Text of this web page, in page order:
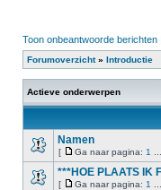
Toon onbeantwoorde berichten
Forumoverzicht» Introductie
Actieve onderwerpen
Namen
[ Ga naar pagina: 1
***HOE PLAATS IK
[ Ga naar pagina: 1